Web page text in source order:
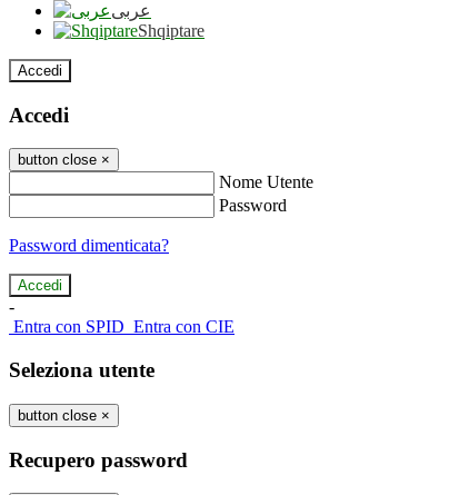
عربى
Shqiptare
Accedi
Accedi
button close ×
Nome Utente
Password
Password dimenticata?
-
Entra con SPID Entra con CIE
Seleziona utente
button close ×
Recupero password